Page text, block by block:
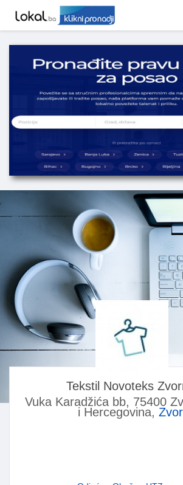
Tekstil Novoteks
Vuka Karadžića bb, 75400
i Hercegovina,